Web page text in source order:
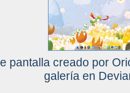
pantalla creado por
galería en